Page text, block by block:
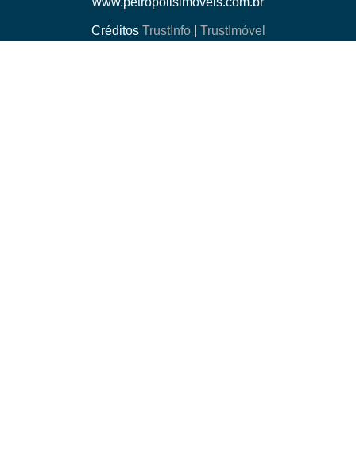
Créditos TrustInfo TrustImóvel